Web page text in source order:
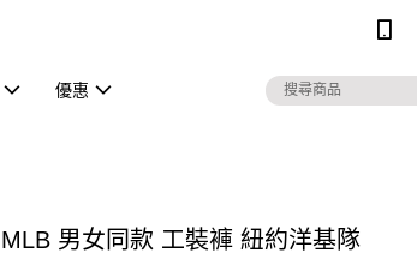
優惠
MLB 男女同款 工裝褲 紐約洋基隊